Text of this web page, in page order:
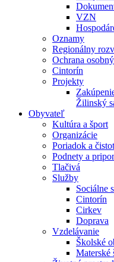
VZN
Oznamy
Regionálny
Ochrana
Cintorín
Projekty
Žilinský
Obyvateľ
Kultúra a šport
Organizácie
Poriadok a
Podnety a
Tlačivá
Služby
Sociálne
Cintorín
Cirkev
Doprava
Vzdelávanie
Školské
Materské